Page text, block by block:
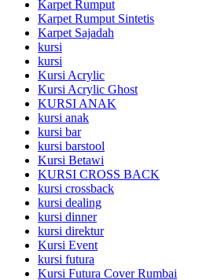
Karpet Rumput
Karpet Rumput Sintetis
Karpet Sajadah
kursi
kursi
Kursi Acrylic
Kursi Acrylic Ghost
KURSI ANAK
kursi anak
kursi bar
kursi barstool
Kursi Betawi
KURSI CROSS BACK
kursi crossback
kursi dealing
kursi dinner
kursi direktur
Kursi Event
kursi futura
Kursi Futura Cover Rumbai